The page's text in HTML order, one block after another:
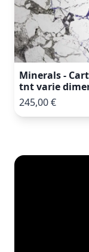
Minerals -
tnt varie
245,00 €